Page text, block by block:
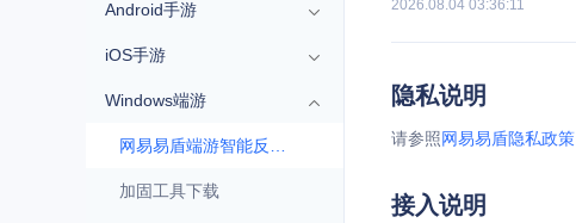
Android手游
iOS手游
Windows端游
加固工具下载
2026.08.04 03:36:11
隐私说明
请参照网易易盾隐私政策
接入说明